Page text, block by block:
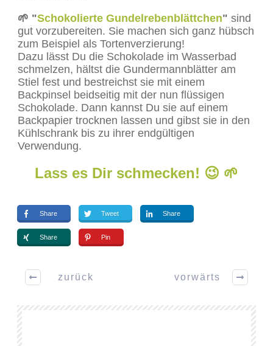
🌱 "Schokolierte Gundelrebenblättchen" sind
gut vorzubereiten. Sie machen sich ganz hübsch
zum Beispiel als Tortenverzierung!
Dazu lässt Du die Schokolade im Wasserbad
schmelzen, hältst die Gundermannblätter am
Stiel fest und bestreichst sie mit einem
Backpinsel beidseitig mit der nun flüssigen
Schokolade. Dann kannst Du sie auf einem
Backpapier trocknen lassen und gibst sie in den
Kühlschrank bis zu ihrer endgültigen
Verwendung.
Lass es Dir schmecken! 😉 🌱
Share Tweet Share
Share Pin
zurück vorwärts